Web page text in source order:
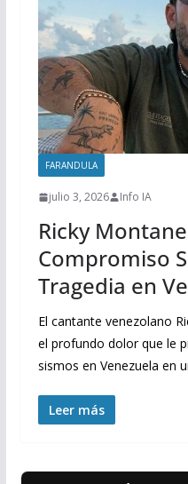
FARANDULA
julio 3, 2026 Info IA
Ricky
Compromiso
Tragedia en
El cantante venezolano
el profundo dolor que le
sismos en Venezuela en
Leer más